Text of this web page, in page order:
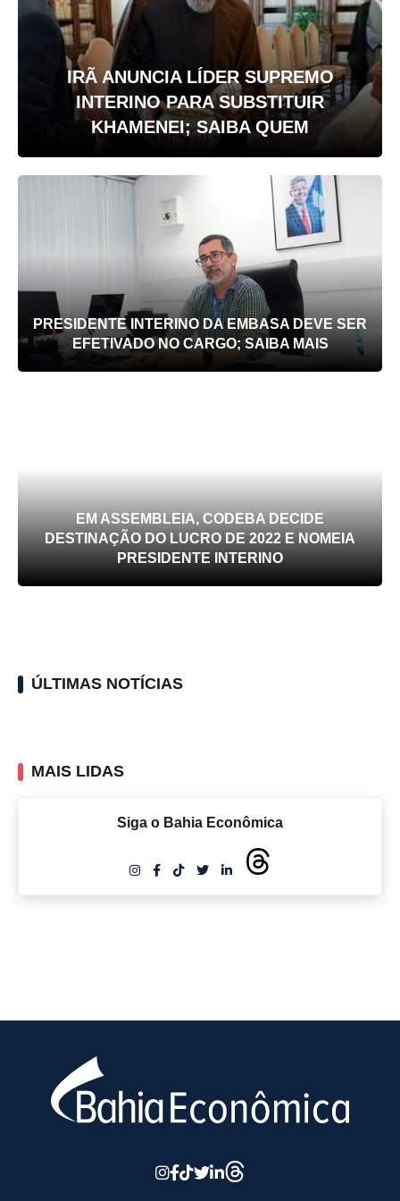
IRÃ ANUNCIA LÍDER SUPREMO
INTERINO PARA SUBSTITUIR
KHAMENEI; SAIBA QUEM
PRESIDENTE INTERINO DA EMBASA DEVE SER
EFETIVADO NO CARGO; SAIBA MAIS
EM ASSEMBLEIA, CODEBA DECIDE
DESTINAÇÃO DO LUCRO DE 2022 E NOMEIA
PRESIDENTE INTERINO
ÚLTIMAS NOTÍCIAS
MAIS LIDAS
Siga o Bahia Econômica